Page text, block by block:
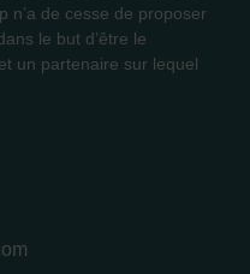
n’a de cesse de proposer
le but d’être le
un partenaire sur lequel